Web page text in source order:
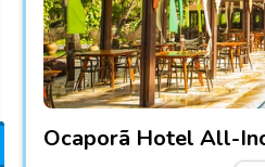
Ocaporã Hotel All-